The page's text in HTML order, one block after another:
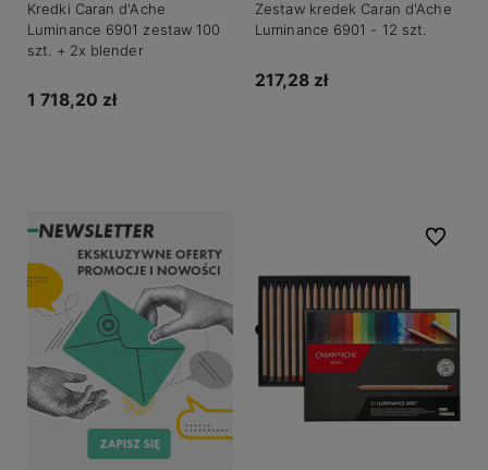
Kredki Caran d'Ache
Luminance 6901 zestaw 100
szt. + 2x blender
1 718,20 zł
Zestaw kredek Caran d'Ache
Luminance 6901 - 12 szt.
217,28 zł
Do